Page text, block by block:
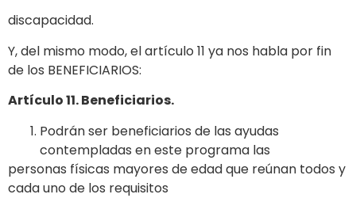
discapacidad.
Y, del mismo modo, el artículo 11 ya nos habla por fin
de los BENEFICIARIOS:
Artículo 11. Beneficiarios.
Podrán ser beneficiarios de las ayudas
contempladas en este programa las
personas físicas mayores de edad que reúnan todos y
cada uno de los requisitos